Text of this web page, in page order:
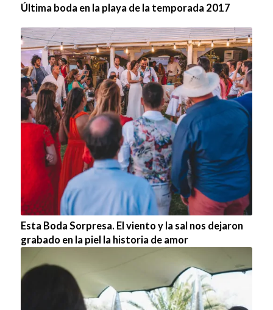
Última boda en la playa de la temporada 2017
Esta Boda Sorpresa. El viento y la sal nos dejaron
grabado en la piel la historia de amor